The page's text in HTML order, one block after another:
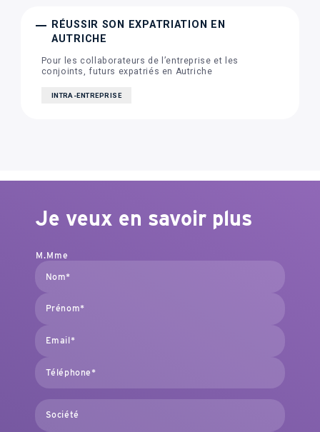
RÉUSSIR SON EXPATRIATION EN
AUTRICHE
Pour les collaborateurs de l’entreprise et les
conjoints, futurs expatriés en Autriche
INTRA-ENTREPRISE
Je veux en savoir plus
M.Mme